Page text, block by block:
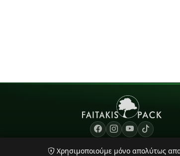
Χρησιμοποιούμε μόνο απολύτως